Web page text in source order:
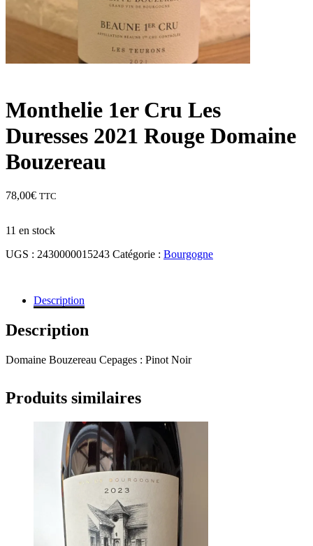
Monthelie 1er Cru Les
Duresses 2021 Rouge Domaine
Bouzereau
78,00€ TTC
11 en stock
UGS : 2430000015243 Catégorie : Bourgogne
Description
Description
Domaine Bouzereau Cepages : Pinot Noir
Produits similaires